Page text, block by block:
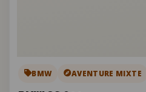
BMW AVENTURE MIXTE